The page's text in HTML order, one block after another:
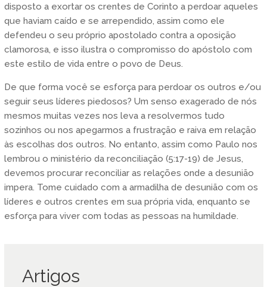
disposto a exortar os crentes de Corinto a perdoar aqueles
que haviam caído e se arrependido, assim como ele
defendeu o seu próprio apostolado contra a oposição
clamorosa, e isso ilustra o compromisso do apóstolo com
este estilo de vida entre o povo de Deus.
De que forma você se esforça para perdoar os outros e/ou
seguir seus líderes piedosos? Um senso exagerado de nós
mesmos muitas vezes nos leva a resolvermos tudo
sozinhos ou nos apegarmos a frustração e raiva em relação
às escolhas dos outros. No entanto, assim como Paulo nos
lembrou o ministério da reconciliação (5:17-19) de Jesus,
devemos procurar reconciliar as relações onde a desunião
impera. Tome cuidado com a armadilha de desunião com os
líderes e outros crentes em sua própria vida, enquanto se
esforça para viver com todas as pessoas na humildade.
Artigos